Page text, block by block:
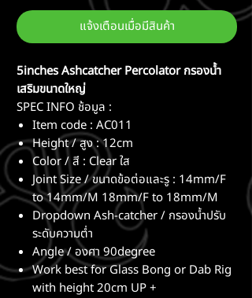
แจ้งเตือนเมื่อมีสินค้า
5inches Ashcatcher Percolator กรองน้ำ
เสริมขนาดใหญ่
SPEC INFO ช้อมูล :
Item code : AC011
Height / สูง : 12cm
Color / สี : Clear ใส
Joint Size / ขนาดข้อต่อและรู : 14mm/F
to 14mm/M 18mm/F to 18mm/M
Dropdown Ash-catcher / กรองน้ำปรับ
ระดับความต่ำ
Angle / องศา 90degree
Work best for Glass Bong or Dab Rig
with height 20cm UP +